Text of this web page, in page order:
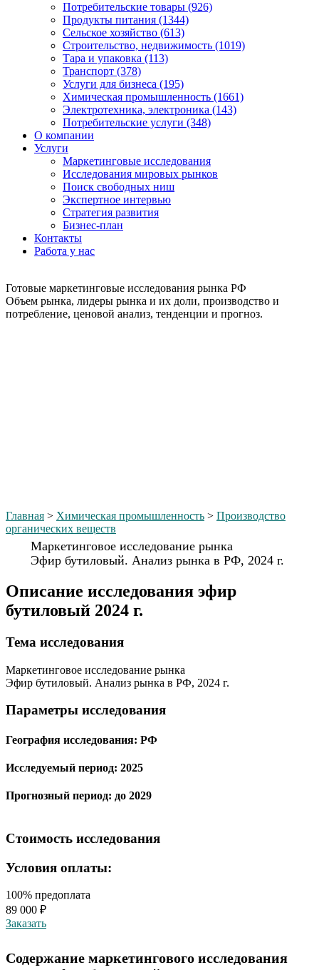
Потребительские товары (926)
Продукты питания (1344)
Сельское хозяйство (613)
Строительство, недвижимость (1019)
Тара и упаковка (113)
Транспорт (378)
Услуги для бизнеса (195)
Химическая промышленность (1661)
Электротехника, электроника (143)
Потребительские услуги (348)
О компании
Услуги
Маркетинговые исследования
Исследования мировых рынков
Поиск свободных ниш
Экспертное интервью
Стратегия развития
Бизнес-план
Контакты
Работа у нас
Готовые маркетинговые исследования рынка РФ
Объем рынка, лидеры рынка и их доли, производство и
потребление, ценовой анализ, тенденции и прогноз.
Главная > Химическая промышленность > Производство
органических веществ
Маркетинговое исследование рынка
Эфир бутиловый. Анализ рынка в РФ, 2024 г.
Описание исследования эфир
бутиловый 2024 г.
Тема иcследования
Маркетинговое исследование рынка
Эфир бутиловый. Анализ рынка в РФ, 2024 г.
Параметры исследования
География исследования: РФ
Исследуемый период: 2025
Прогнозный период: до 2029
Стоимость исследования
Условия оплаты:
100% предоплата
89 000 ₽
Заказать
Содержание маркетингового исследования